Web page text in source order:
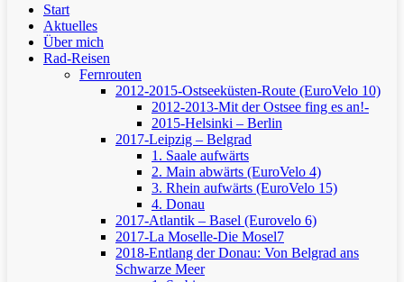
Start
Aktuelles
Über mich
Rad-Reisen
Fernrouten
2012-2015-Ostseeküsten-Route (EuroVelo 10)
2012-2013-Mit der Ostsee fing es an!-
2015-Helsinki – Berlin
2017-Leipzig – Belgrad
1. Saale aufwärts
2. Main abwärts (EuroVelo 4)
3. Rhein aufwärts (EuroVelo 15)
4. Donau
2017-Atlantik – Basel (Eurovelo 6)
2017-La Moselle-Die Mosel7
2018-Entlang der Donau: Von Belgrad ans
Schwarze Meer